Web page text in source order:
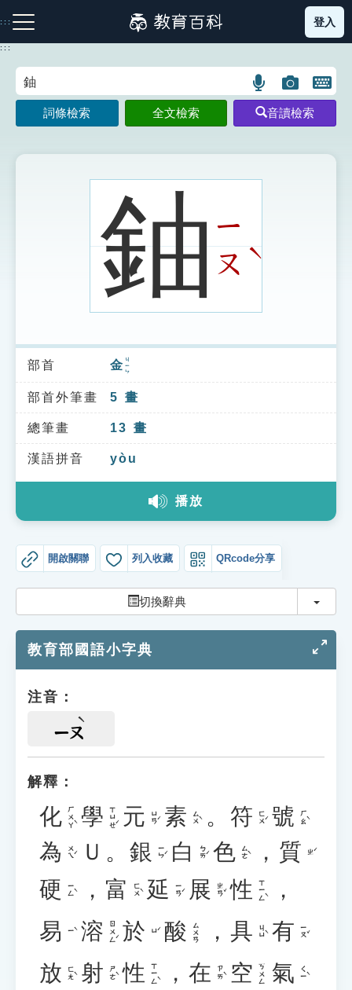
到
主
:::
注音索引圖示 筆畫索引圖示 部首索引表圖示
索引選單
知識索引
單字索引
生命大百科索引
教學應用
登入
:::
語
言
搜
示
圖
片
搜
開
鍵
圖
詞條檢索 全文檢索 音讀檢索
鈾ㄧ
ㄡˋ
部首 金 ㄐㄧㄣ
部首外筆畫 5 畫
總筆畫 13 畫
漢語拼音 yòu
播放
開啟關聯 列入收藏 QRcode分享
切換辭典 切換
教育部國語小字典
注音：
ㄧㄡ
解釋：
化 ㄏㄨㄚˋ 學 ㄒㄩㄝˊ 元 ㄩㄢˊ 素 ㄙㄨˋ 。 符 ㄈㄨˊ 號 ㄏㄠˋ
為 ㄨㄟˊ Ｕ 。 銀 ㄧㄣˊ 白 ㄅㄞˊ 色 ㄙㄜˋ ， 質 ㄓˊ
硬 ㄧㄥˋ ， 富 ㄈㄨˋ 延 ㄧㄢˊ 展 ㄓㄢˇ 性 ㄒㄧㄥˋ
，
易
ㄧˋ 溶 ㄖㄨㄥˊ 於 ㄩˊ 酸 ㄙㄨㄢ ， 具 ㄐㄩˋ 有 ㄧㄡˇ
放 ㄈㄤˋ 射 ㄕㄜˋ 性 ㄒㄧㄥˋ ， 在 ㄗㄞˋ 空 ㄎㄨㄥ 氣 ㄑㄧˋ